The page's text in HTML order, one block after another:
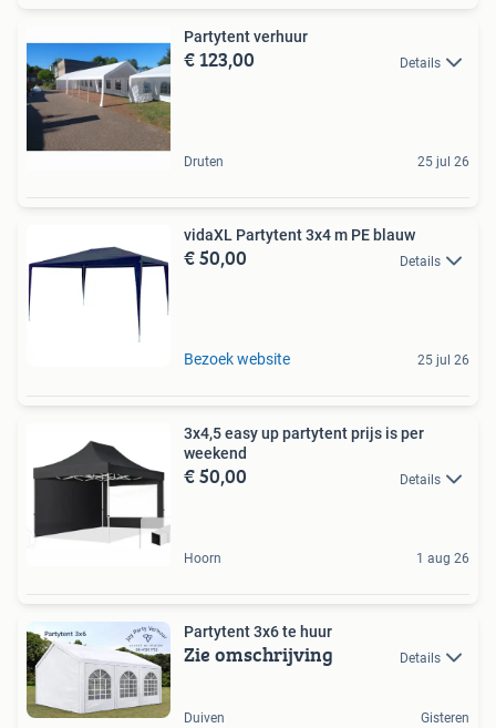
Partytent verhuur
€ 123,00 Details
Druten 25 jul 26
vidaXL Partytent 3x4 m PE blauw
€ 50,00 Details
Bezoek website 25 jul 26
3x4,5 easy up partytent prijs is per
weekend
€ 50,00 Details
Hoorn 1 aug 26
Partytent 3x6 te huur
Zie omschrijving Details
Duiven Gisteren